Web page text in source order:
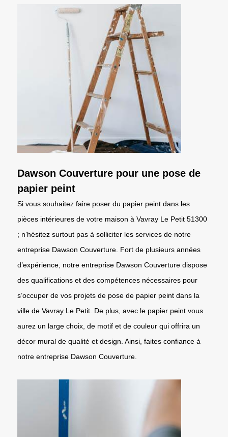
Dawson Couverture pour une pose de
papier peint
Si vous souhaitez faire poser du papier peint dans les
pièces intérieures de votre maison à Vavray Le Petit 51300
; n’hésitez surtout pas à solliciter les services de notre
entreprise Dawson Couverture. Fort de plusieurs années
d’expérience, notre entreprise Dawson Couverture dispose
des qualifications et des compétences nécessaires pour
s’occuper de vos projets de pose de papier peint dans la
ville de Vavray Le Petit. De plus, avec le papier peint vous
aurez un large choix, de motif et de couleur qui offrira un
décor mural de qualité et design. Ainsi, faites confiance à
notre entreprise Dawson Couverture.